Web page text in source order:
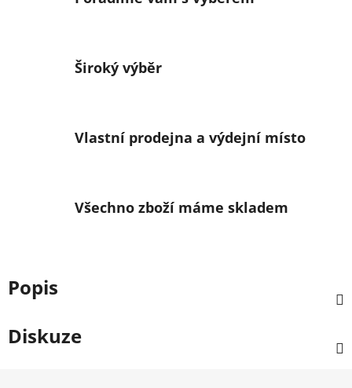
Široký výběr
Vlastní prodejna a výdejní místo
Všechno zboží máme skladem
Popis
Diskuze